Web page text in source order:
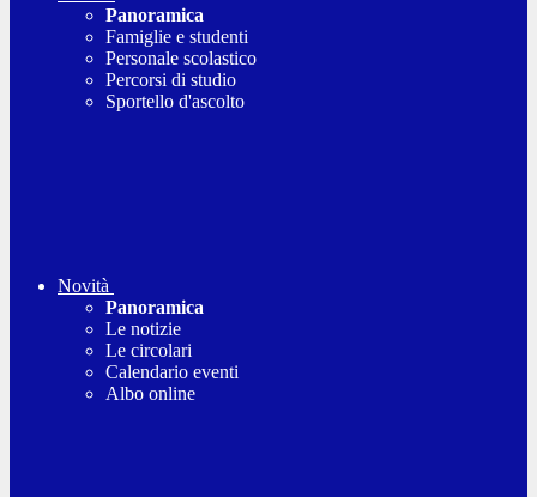
Panoramica
Famiglie e studenti
Personale scolastico
Percorsi di studio
Sportello d'ascolto
Novità
Panoramica
Le notizie
Le circolari
Calendario eventi
Albo online